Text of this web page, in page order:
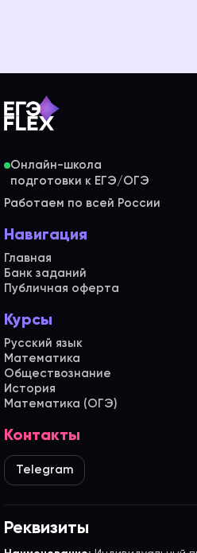
Онлайн-школа
Работаем по всей России
Навигация
Главная
Банк заданий
Публичная оферта
Курсы
Русский язык
Математика
Обществознание
История
Математика (ОГЭ)
Контакты
Telegram
Реквизиты